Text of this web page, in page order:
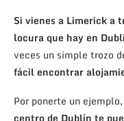
Si vienes a Limerick a
locura que hay en
veces un simple trozo
fácil encontrar
Por ponerte un ejemplo,